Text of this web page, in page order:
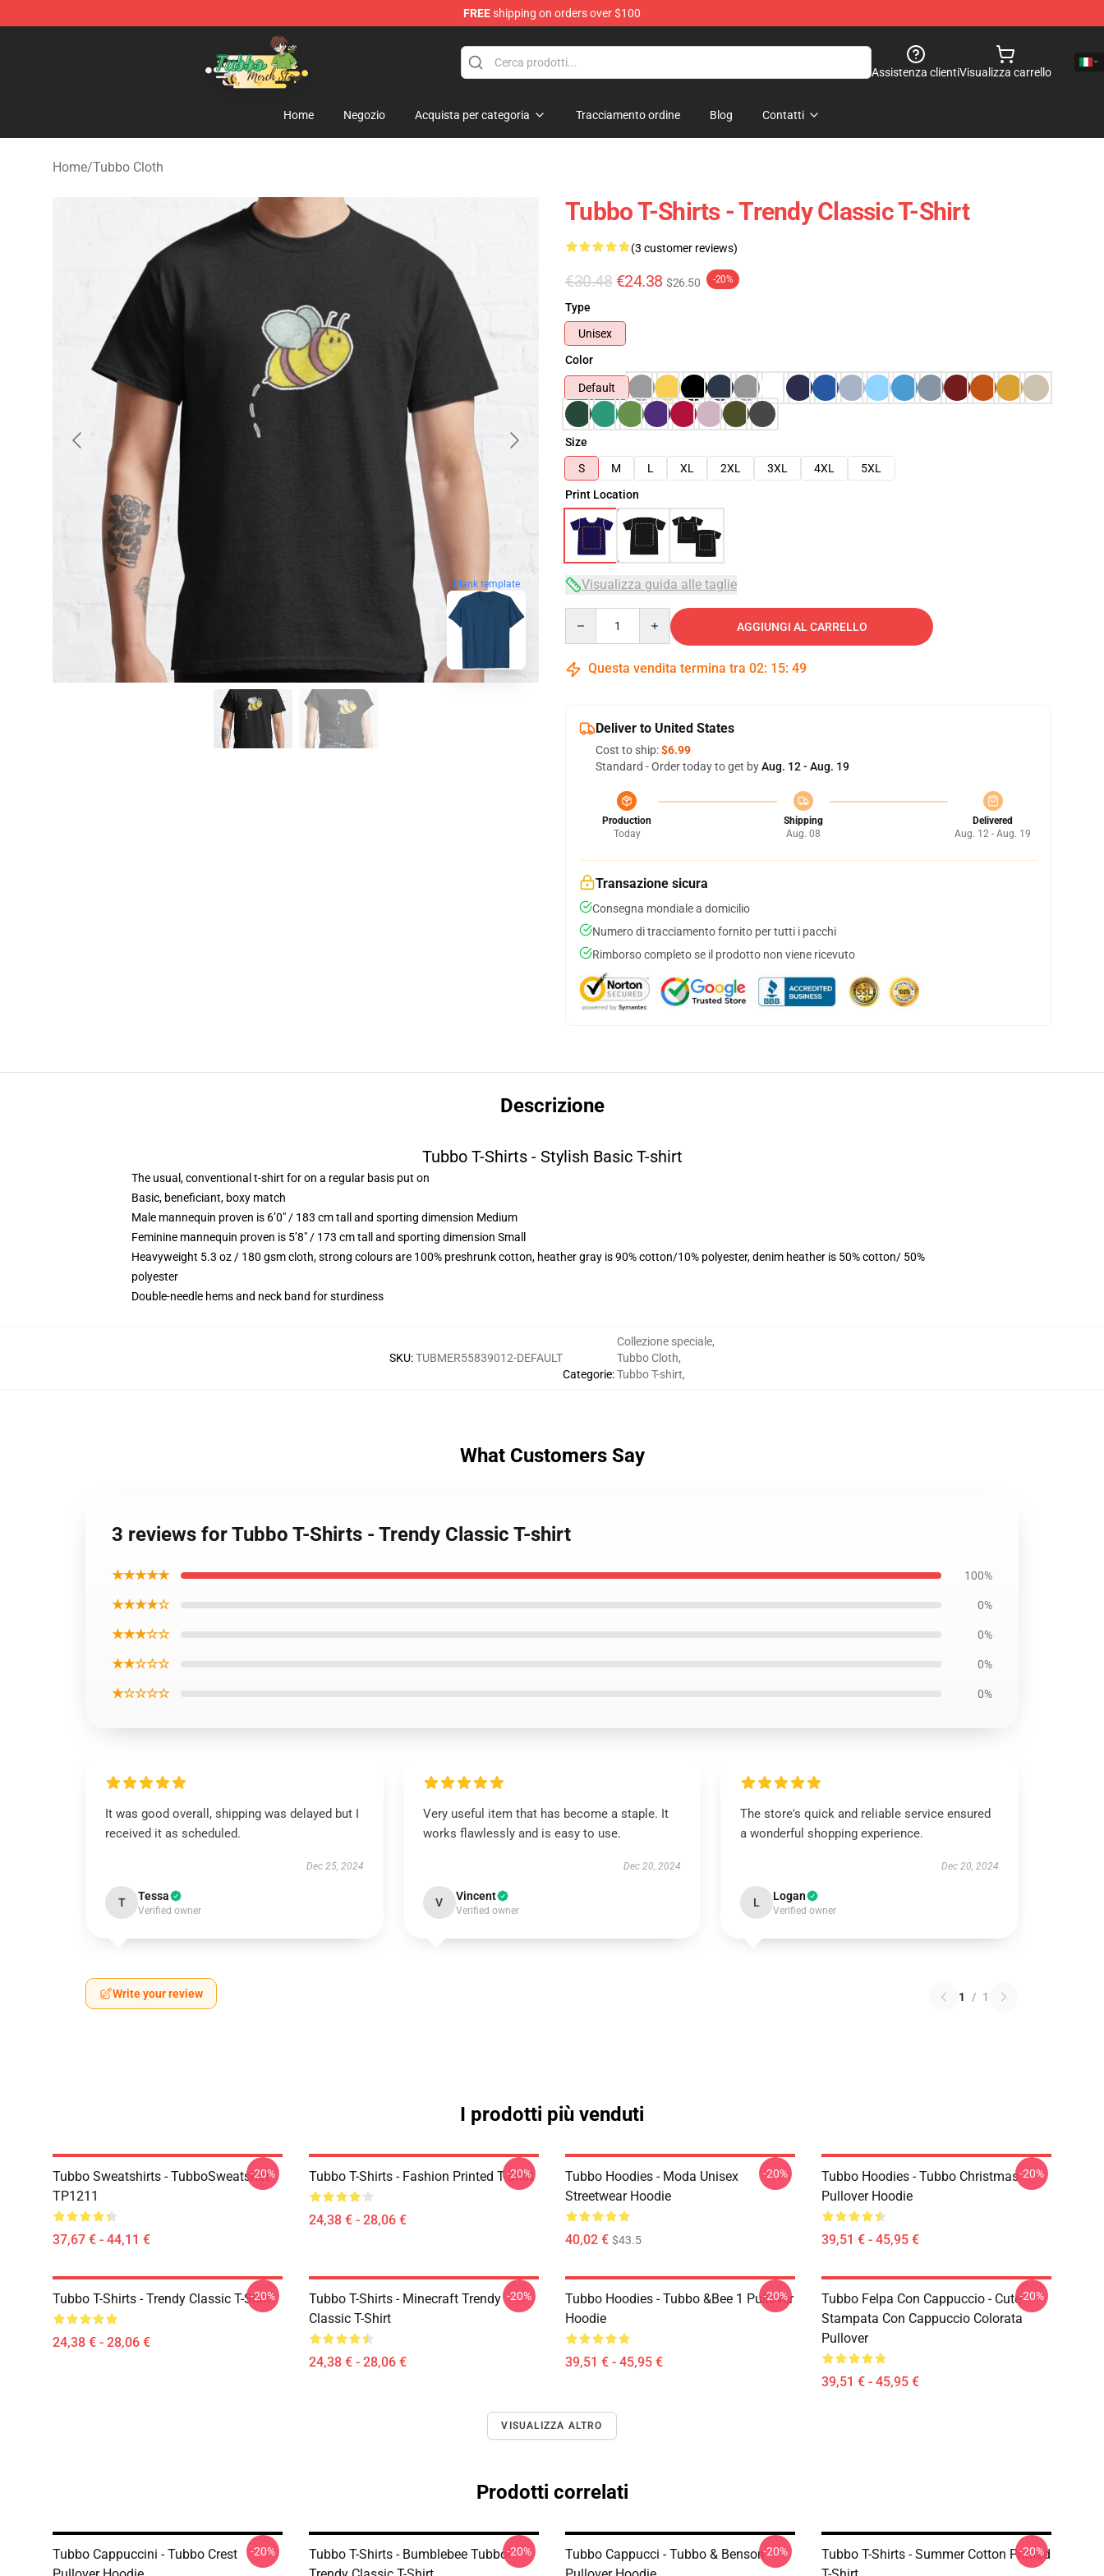
FREEshipping on orders over $100
Tubbo Store - Official Tubbo Merchandise Shop
Assistenza clientiVisualizza carrello
Home Negozio Acquista per categoria Tracciamento ordine Blog Contatti
Home/Tubbo Cloth
blank template
Tubbo T-Shirts - Trendy Classic T-Shirt
(3 customer reviews)
€30.48 €24.38 $26.50 -20%
Type
Unisex
Color
Default
Size
S
M L XL 2XL 3XL 4XL
5XL
Print Location
Visualizza guida alle taglie
AGGIUNGI AL CARRELLO
Questa vendita termina tra 02: 15: 47
Deliver to United States
Cost to ship:$6.99
Standard - Order today to get byAug. 12 - Aug. 19
Production
Today
Shipping
Aug. 08
Delivered
Aug. 12 - Aug. 19
Transazione sicura
Consegna mondiale a domicilio
Numero di tracciamento fornito per tutti i pacchi
Rimborso completo se il prodotto non viene ricevuto
Descrizione
Tubbo T-Shirts - Stylish Basic T-shirt
The usual, conventional t-shirt for on a regular basis put on
Basic, beneficiant, boxy match
Male mannequin proven is 6’0″ / 183 cm tall and sporting dimension Medium
Feminine mannequin proven is 5’8″ / 173 cm tall and sporting dimension Small
Heavyweight 5.3 oz / 180 gsm cloth, strong colours are 100% preshrunk cotton, heather gray is 90% cotton/10% polyester, denim heather is 50% cotton/ 50%
polyester
Double-needle hems and neck band for sturdiness
SKU:TUBMER55839012-DEFAULT
Categorie:
Collezione speciale,
Tubbo Cloth,
Tubbo T-shirt,
What Customers Say
3 reviews for Tubbo T-Shirts - Trendy Classic T-shirt
★★★★★ 100%
★★★★☆ 0%
★★★☆☆ 0%
★★☆☆☆ 0%
★☆☆☆☆ 0%
It was good overall, shipping was delayed but I
received it as scheduled.
Dec 25, 2024
T Tessa
Verified owner
Very useful item that has become a staple. It
works flawlessly and is easy to use.
Dec 20, 2024
V Vincent
Verified owner
The store's quick and reliable service ensured
a wonderful shopping experience.
Dec 20, 2024
L Logan
Verified owner
Write your review 1 / 1
I prodotti più venduti
Tubbo Sweatshirts - TubboSweatshirt
TP1211
37,67 € - 44,11 €
-20% Tubbo T-Shirts - Fashion Printed T-Shirt
24,38 € - 28,06 €
-20%
Tubbo Hoodies - Moda Unisex
Streetwear Hoodie
40,02 € $43.5
-20%
Tubbo Hoodies - Tubbo Christmas
Pullover Hoodie
39,51 € - 45,95 €
-20%
Tubbo T-Shirts - Trendy Classic T-Shirt
24,38 € - 28,06 €
-20%
Tubbo T-Shirts - Minecraft Trendy
Classic T-Shirt
24,38 € - 28,06 €
-20%
Tubbo Hoodies - Tubbo &Bee 1 Pullover
Hoodie
39,51 € - 45,95 €
-20%
Tubbo Felpa Con Cappuccio - Cute
Stampata Con Cappuccio Colorata
Pullover
39,51 € - 45,95 €
-20%
VISUALIZZA ALTRO
Prodotti correlati
Tubbo Cappuccini - Tubbo Crest
-20%
Tubbo T-Shirts - Bumblebee Tubbo!-20%
Tubbo Cappucci - Tubbo & Benson-20%
Tubbo T-Shirts - Summer Cotton Printed
-20%